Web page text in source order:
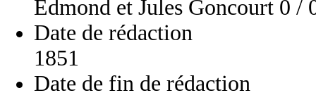
Edmond et Jules Goncourt 0 /
Date de rédaction
1851
Date de fin de rédaction